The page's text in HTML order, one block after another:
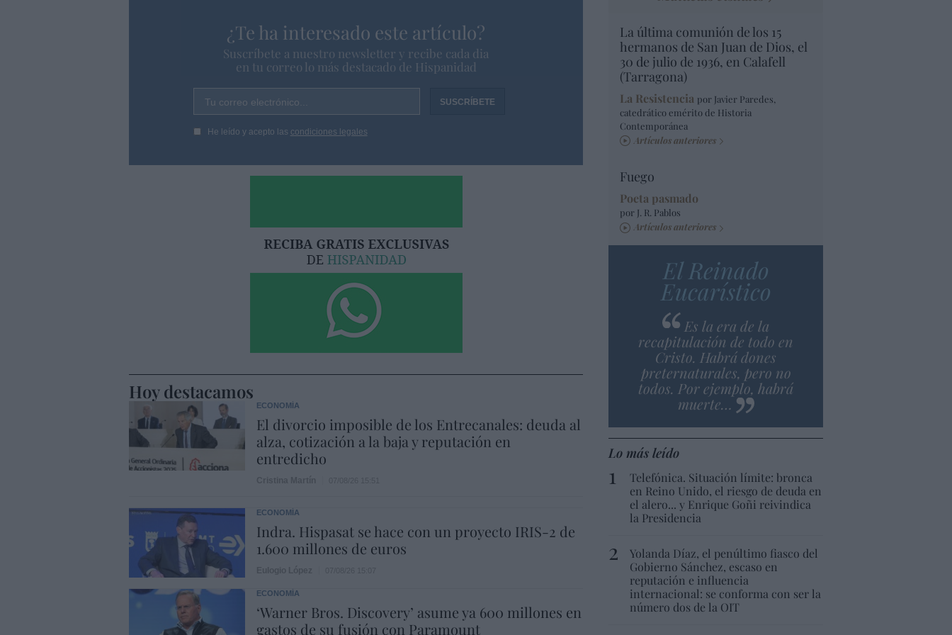
¿Te ha interesado este artículo?
Suscríbete a nuestro newsletter y recibe cada dia
en tu correo lo más destacado de Hispanidad
Tu correo electrónico...
He leído y acepto las condiciones legales
Hoy destacamos
ECONOMÍA
El divorcio imposible de los Entrecanales: deuda al
alza, cotización a la baja y reputación en
entredicho
ECONOMÍA
Indra. Hispasat se hace con un proyecto IRIS-2 de
1.600 millones de euros
ECONOMÍA
‘Warner Bros. Discovery’ asume ya 600 millones en
gastos de su fusión con Paramount
La última comunión de los 15
hermanos de San Juan de Dios, el
30 de julio de 1936, en Calafell
(Tarragona)
La Resistencia por Javier Paredes,
catedrático emérito de Historia
Contemporánea
Artículos anteriores
Fuego
Poeta pasmado
por J. R. Pablos
Artículos anteriores
El Reinado
Eucarístico
Es la era de la
recapitulación de todo en
Cristo. Habrá dones
preternaturales, pero no
todos. Por ejemplo, habrá
muerte…
Lo más leído
Telefónica. Situación límite: bronca
en Reino Unido, el riesgo de deuda en
el alero... y Enrique Goñi reivindica
la Presidencia
Yolanda Díaz, el penúltimo fiasco del
Gobierno Sánchez, escaso en
reputación e influencia
internacional: se conforma con ser la
número dos de la OIT